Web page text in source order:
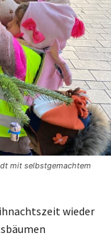
mit selbstgemachtem
wieder